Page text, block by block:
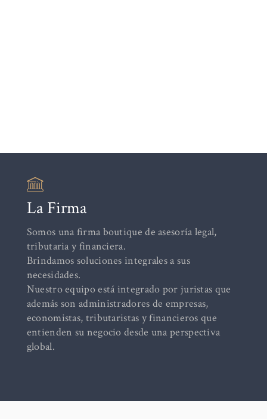
La Firma
Somos una firma boutique de asesoría legal,
tributaria y financiera.
Brindamos soluciones integrales a sus
necesidades.
Nuestro equipo está integrado por juristas que
además son administradores de empresas,
economistas, tributaristas y financieros que
entienden su negocio desde una perspectiva
global.